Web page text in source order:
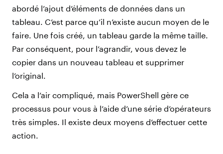
abordé l’ajout d’éléments de données dans un
tableau. C’est parce qu’il n’existe aucun moyen de le
faire. Une fois créé, un tableau garde la même taille.
Par conséquent, pour l’agrandir, vous devez le
copier dans un nouveau tableau et supprimer
l’original.
Cela a l’air compliqué, mais PowerShell gère ce
processus pour vous à l’aide d’une série d’opérateurs
très simples. Il existe deux moyens d’effectuer cette
action.